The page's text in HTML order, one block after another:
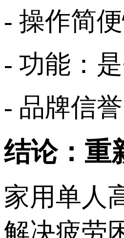
- 操作简
- 功能：
- 品牌信
结论：重
家用单人